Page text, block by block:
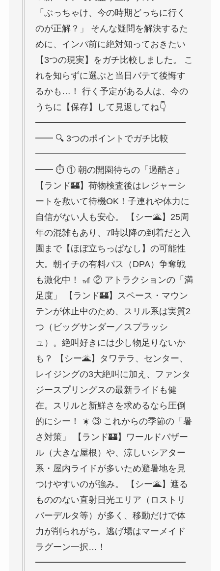
「ぶっちゃけ、今の時期どっちに行く
のが正解？」 そんな疑問を解決するた
めに、インパ前に絶対知っておきたい
【3つの現実】をガチ比較しました。 こ
れを知らずに選ぶと当日バテて後悔す
るかも…！ 行く予定がある人は、今の
うちに【保存】して見返してね👇
━━━━━━━━━━━━━━━━━
━━ 🔍 3つのポイントでガチ比較
━━━━━━━━━━━━━━━━━
━━ ⏱️ ① 朝の開園待ちの「過酷さ」
【ランド🏰】荷物検査後はレジャーシ
ートを敷いて待機OK！子連れや体力に
自信がない人も安心。 【シー🌋】25周
年の混雑もあり、7時以降の到着だと入
園まで【ほぼ立ちっぱなし】の可能性
大。朝イチの有料パス（DPA）争奪戦
も激化中！ 🎢 ② アトラクションの「満
足度」 【ランド🏰】スペース・マウン
テンが休止中のため、スリル系は実質2
つ（ビッグサンダー／スプラッシ
ュ）。絶叫好きには少し物足りないか
も？ 【シー🌋】タワテラ、センター、
レイジングの3大絶叫に加え、ファンタ
ジースプリングスの最新ライドも健
在。スリルと新鮮さを求めるなら圧倒
的にシー！ ☀️ ③ これからの季節の「暑
さ対策」 【ランド🏰】ワールドバザー
ル（大きな屋根）や、涼しいシアター
系・屋内ライドが多いため避暑地を見
つけやすいのが強み。 【シー🌋】遮る
もののない直射日光エリア（ロストリ
バーデルタ等）が多く、移動だけで体
力が削られがち。逃げ場はマーメイド
ラグーン一択…！
━━━━━━━━━━━━━━━━━